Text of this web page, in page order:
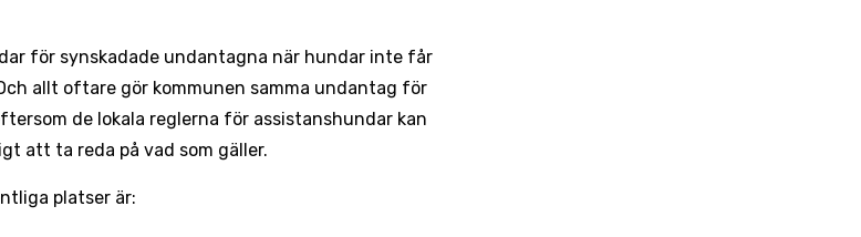
för synskadade undantagna när hundar inte får
allt oftare gör kommunen samma undantag för
de lokala reglerna för assistanshundar kan
att ta reda på vad som gäller.
platser är: